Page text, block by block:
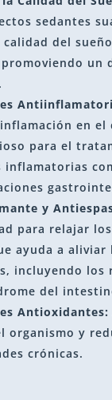
sedantes
del
un
en el
para el
inflamatorias
y
para relajar
ayuda a aliviar
incluyendo los
del
Antioxidantes:
organismo y
crónicas.